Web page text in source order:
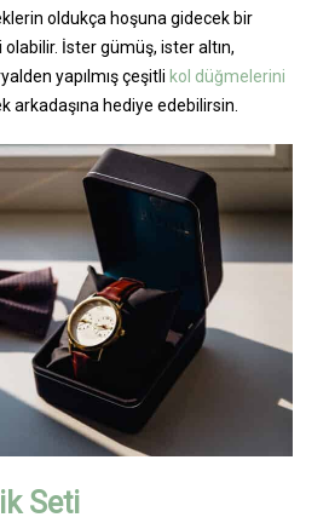
oldukça hoşuna gidecek bir
İster gümüş, ister altın,
yapılmış çeşitli kol düğmelerini
arkadaşına hediye edebilirsin.
Seti